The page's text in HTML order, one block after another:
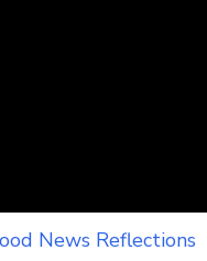
News Reflections